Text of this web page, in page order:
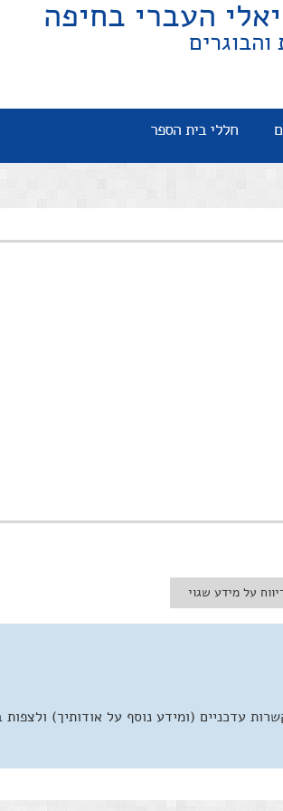
העברי בחיפה
חללי בית הספר
על מידע שגוי
עדכניים (ומידע נוסף על אודותיך)